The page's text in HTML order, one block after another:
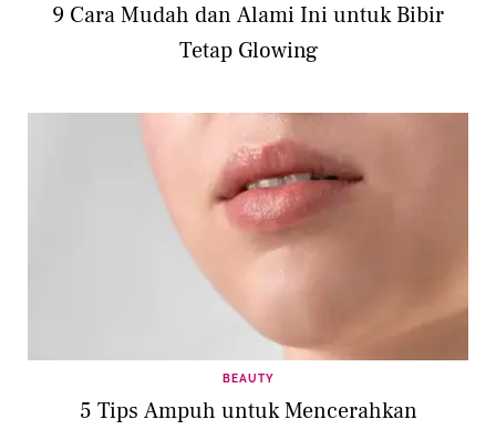
9 Cara Mudah dan Alami Ini untuk Bibir
Tetap Glowing
BEAUTY
5 Tips Ampuh untuk Mencerahkan